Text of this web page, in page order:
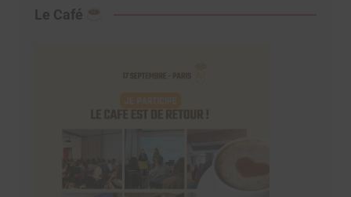
Le Café